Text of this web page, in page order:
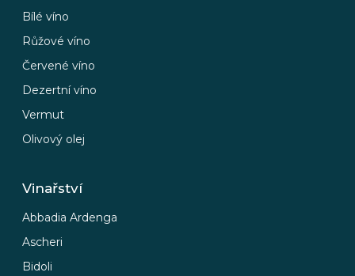
Bílé víno
Růžové víno
Červené víno
Dezertní víno
Vermut
Olivový olej
Vinařství
Abbadia Ardenga
Ascheri
Bidoli